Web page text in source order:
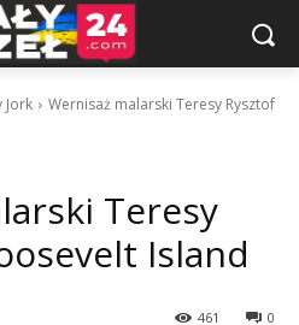
Jork
Wernisaż malarski Teresy Rysztof
Teresy
Island
0
461